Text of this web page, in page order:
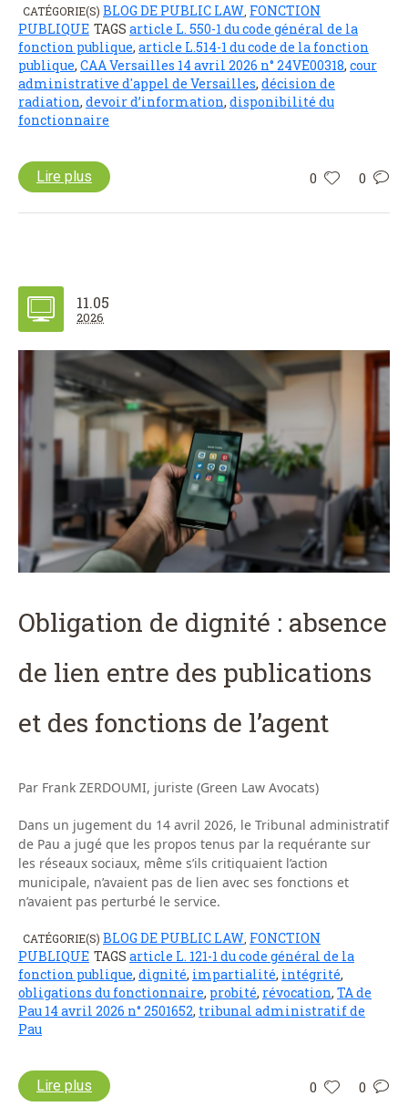
CATÉGORIE(S) BLOG DE PUBLIC LAW FONCTION
PUBLIQUE TAGS article L. 550-1 du code général de la
fonction publique, article L.514-1 du code de la fonction
publique, CAA Versailles 14 avril 2026 n° 24VE00318, cour
administrative d'appel de Versailles, décision de
radiation, devoir d’information, disponibilité du
fonctionnaire
0 0
Lire plus
11.05
2026
Obligation de dignité : absence
de lien entre des publications
et des fonctions de l’agent
Par Frank ZERDOUMI, juriste (Green Law Avocats)
Dans un jugement du 14 avril 2026, le Tribunal administratif
de Pau a jugé que les propos tenus par la requérante sur
les réseaux sociaux, même s’ils critiquaient l’action
municipale, n’avaient pas de lien avec ses fonctions et
n’avaient pas perturbé le service.
CATÉGORIE(S) BLOG DE PUBLIC LAW, FONCTION
PUBLIQUE TAGS article L. 121-1 du code général de la
fonction publique, dignité, impartialité, intégrité,
obligations du fonctionnaire, probité, révocation, TA de
Pau 14 avril 2026 n° 2501652, tribunal administratif de
Pau
0 0
Lire plus